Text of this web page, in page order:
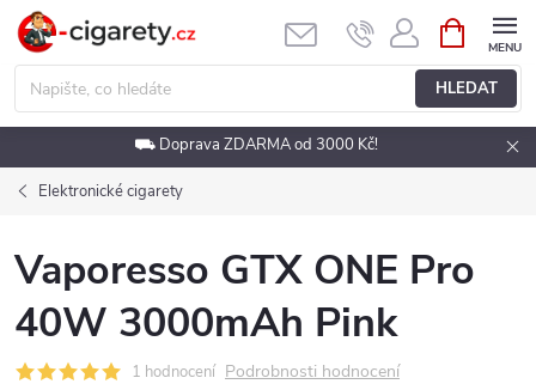
Přejít
obsah
HLEDAT
NÁKUPNÍ
KOŠÍK
⛟ Doprava ZDARMA od 3000 Kč!
Elektronické cigarety
Vaporesso GTX ONE Pro
40W 3000mAh Pink
1 hodnocení Podrobnosti hodnocení